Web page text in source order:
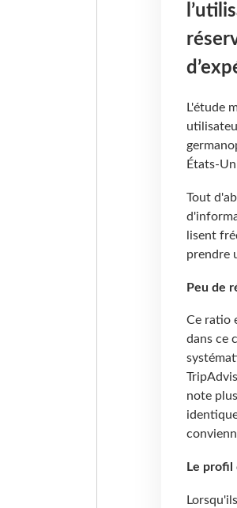
L'étude
États-
Tout
lisent
prendre
Peu de
Ce ratio
dans ce
note
Le profil